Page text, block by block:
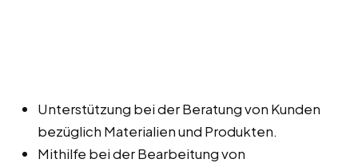
Unterstützung bei der Beratung von Kunden
bezüglich Materialien und Produkten.
Mithilfe bei der Bearbeitung von